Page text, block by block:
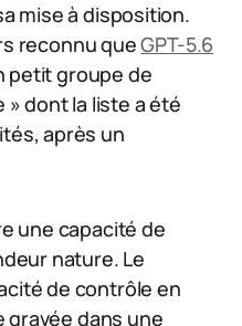
mise à disposition.
reconnu queGPT-5.6
petit groupe de
dont la liste a été
après un
une capacité de
nature. Le
de contrôle en
gravée dans une